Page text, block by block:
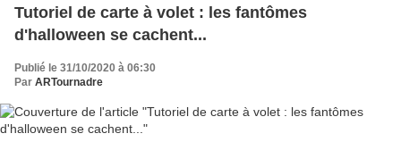
Tutoriel de carte à volet : les fantômes
d'halloween se cachent...
Publié le 31/10/2020 à 06:30
Par ARTournadre